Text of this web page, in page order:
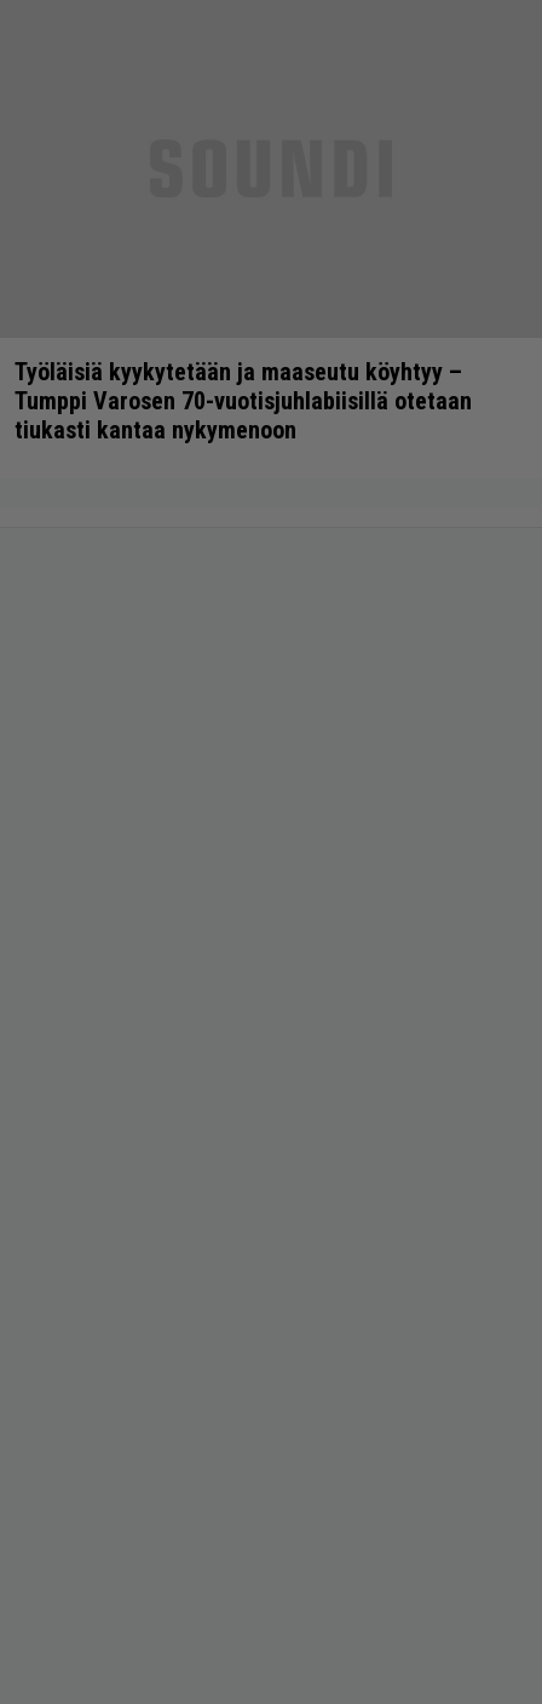
Työläisiä kyykytetään ja maaseutu köyhtyy –
Tumppi Varosen 70-vuotisjuhlabiisillä otetaan
tiukasti kantaa nykymenoon